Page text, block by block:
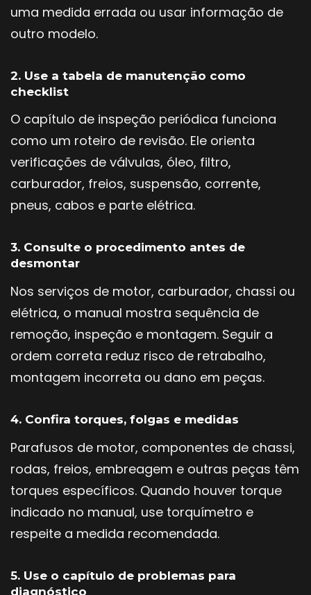
uma medida errada ou usar informação de
outro modelo.
2. Use a tabela de manutenção como
checklist
O capítulo de inspeção periódica funciona
como um roteiro de revisão. Ele orienta
verificações de válvulas, óleo, filtro,
carburador, freios, suspensão, corrente,
pneus, cabos e parte elétrica.
3. Consulte o procedimento antes de
desmontar
Nos serviços de motor, carburador, chassi ou
elétrica, o manual mostra sequência de
remoção, inspeção e montagem. Seguir a
ordem correta reduz risco de retrabalho,
montagem incorreta ou dano em peças.
4. Confira torques, folgas e medidas
Parafusos de motor, componentes de chassi,
rodas, freios, embreagem e outras peças têm
torques específicos. Quando houver torque
indicado no manual, use torquímetro e
respeite a medida recomendada.
5. Use o capítulo de problemas para
diagnóstico